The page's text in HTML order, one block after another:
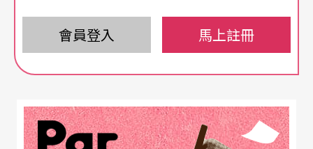
有人說：藝術即生活
會員登入 馬上註冊